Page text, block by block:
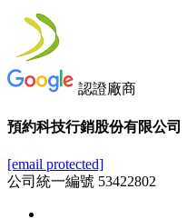
認證廠商
預約科技行銷股份有限公司
[email protected]
公司統一編號 53422802